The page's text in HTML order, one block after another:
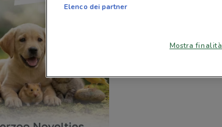
Elenco dei partner
Mostra finalità